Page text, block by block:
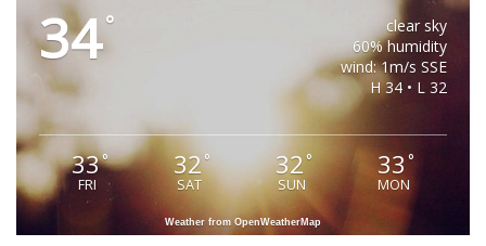
34°
clear sky
60% humidity
wind: 1m/s SSE
H 34 • L 32
33°
FRI
32°
SAT
32°
SUN
33°
MON
Weather from OpenWeatherMap